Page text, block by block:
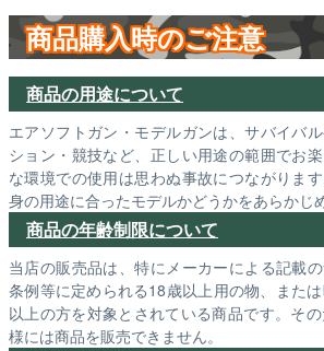
商品購入時のご注意
商品の用途について
エアソフトガン・モデルガンは、サバイバ
ション・競技など、正しい用途の範囲でお
な環境での使用は思わぬ事故につながりま
身の用途に合ったモデルかどうかをあらかじ
商品の年齢制限について
当店の販売品は、特にメーカーによる記載
条例等に定められる18歳以上用の物、また
以上の方を対象とされている商品です。そ
様には商品を販売できません。